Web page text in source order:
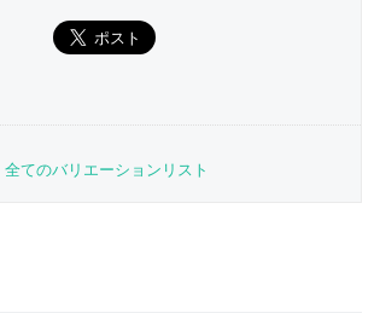
全てのバリエーションリスト